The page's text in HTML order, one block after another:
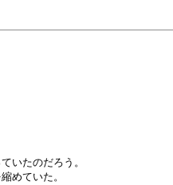
いたのだろう。
めていた。